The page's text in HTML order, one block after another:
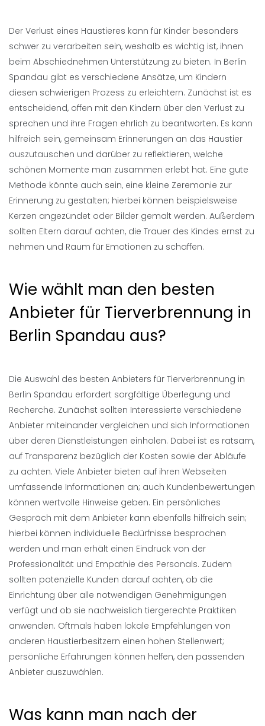
Der Verlust eines Haustieres kann für Kinder besonders
schwer zu verarbeiten sein, weshalb es wichtig ist, ihnen
beim Abschiednehmen Unterstützung zu bieten. In Berlin
Spandau gibt es verschiedene Ansätze, um Kindern
diesen schwierigen Prozess zu erleichtern. Zunächst ist es
entscheidend, offen mit den Kindern über den Verlust zu
sprechen und ihre Fragen ehrlich zu beantworten. Es kann
hilfreich sein, gemeinsam Erinnerungen an das Haustier
auszutauschen und darüber zu reflektieren, welche
schönen Momente man zusammen erlebt hat. Eine gute
Methode könnte auch sein, eine kleine Zeremonie zur
Erinnerung zu gestalten; hierbei können beispielsweise
Kerzen angezündet oder Bilder gemalt werden. Außerdem
sollten Eltern darauf achten, die Trauer des Kindes ernst zu
nehmen und Raum für Emotionen zu schaffen.
Wie wählt man den besten
Anbieter für Tierverbrennung in
Berlin Spandau aus?
Die Auswahl des besten Anbieters für Tierverbrennung in
Berlin Spandau erfordert sorgfältige Überlegung und
Recherche. Zunächst sollten Interessierte verschiedene
Anbieter miteinander vergleichen und sich Informationen
über deren Dienstleistungen einholen. Dabei ist es ratsam,
auf Transparenz bezüglich der Kosten sowie der Abläufe
zu achten. Viele Anbieter bieten auf ihren Webseiten
umfassende Informationen an; auch Kundenbewertungen
können wertvolle Hinweise geben. Ein persönliches
Gespräch mit dem Anbieter kann ebenfalls hilfreich sein;
hierbei können individuelle Bedürfnisse besprochen
werden und man erhält einen Eindruck von der
Professionalität und Empathie des Personals. Zudem
sollten potenzielle Kunden darauf achten, ob die
Einrichtung über alle notwendigen Genehmigungen
verfügt und ob sie nachweislich tiergerechte Praktiken
anwenden. Oftmals haben lokale Empfehlungen von
anderen Haustierbesitzern einen hohen Stellenwert;
persönliche Erfahrungen können helfen, den passenden
Anbieter auszuwählen.
Was kann man nach der